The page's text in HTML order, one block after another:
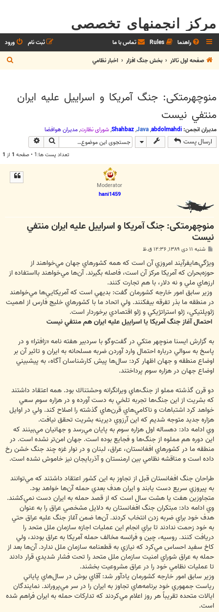
مرکز انجمنهای تخصصی
راهنما Rules تماس با ما ورود
ثبت نام
صفحه اول تالار
بخش جنگ افزار اخبار نظامي
س
منوچهرمتکی: جنگ ‌آمريكا و ‌اسراييل ‌عليه ‌ايران
‌منتفي ‌نيست
مدیران انجمن: abdolmahdi
,
Java
,
Shahbaz
,شوراي نظارت,مديران هوافضا
ارسال پست جستجو
تعداد پست ها:1 • صفحه 1 از 1
Moderator
hani1459
منوچهرمتکی: جنگ ‌آمريكا و ‌اسراييل ‌عليه ‌ايران ‌منتفي
‌نيست
ت
شنبه ۱۱ دی ۱۳۸۹, ۱۲:۳۶ ق.ظ
‌ويژگي‌هايفرآيند ‌امروزي ‌آن ‌است ‌كه ‌همه ‌كشورهاي ‌جهان ‌مي‌خواهند ‌از
حوزه‌بحران ‌كه ‌آمريكا ‌مركز ‌آن ‌است، ‌فاصله ‌بگيرند. آن‌ها ‌مي‌خواهند ‌با‌استفاده ‌از
‌ارز‌هاي ‌ملي ‌و ‌نه ‌دلار، ‌با ‌هم ‌تجارت ‌كنند.
وزير سابق امور خارجه كشورمان گفت: ‌بديهي ‌است ‌كه ‌آمريكايي‌ها ‌مي‌خواهند
‌در ‌منطقه ‌ما ‌بذر ‌تفرقه ‌بيفكنند. ‌ولي ‌اتحاد ‌ما ‌با ‌كشورهاي ‌خليج ‌فارس ‌از ‌اهميت
‌ژئوپلتيكي، ‌ژئو ‌استراتژيكي ‌و ‌ژئو ‌اقتصادي ‌برخوردار ‌است.
احتمال ‌آغاز ‌جنگ ‌آمريكا ‌يا ‌اسراييل ‌عليه ‌ايران ‌هم ‌منتفي ‌نيست
به گزارش ايسنا منوچهر متكي در گفت‌وگو با سردبير هفته نامه «زافترا» و در
پاسخ به سوالي درباره احتمال وارد آوردن ‌ضربه ‌مسلحانه ‌به ‌ايران و تاثير آن بر
‌اوضاع ‌منطقه ‌و ‌جهان اظهار كرد: سال‌ها پيش كارشناسان ‌آگاه، ‌به ‌پيشبيني
‌اوضاع ‌جهان ‌در ‌هزاره ‌سوم ‌پرداختند.
‌دو ‌قرن ‌گذشته مملو از ‌جنگ‌هاي ‌ويرانگرانه ‌وحشتناك ‌بود. ‌همه ‌اعتقاد ‌داشتند
‌كه ‌بشريت ‌از ‌اين ‌جنگ‌ها تجربه ‌تلخي ‌به دست آورده ‌و ‌در ‌هزاره ‌سوم ‌سعي
خواهد كرد ‌اشتباهات ‌و ‌ناكامي‌هاي ‌قرن‌هاي ‌گذشته ‌را ‌اصلاح ‌كند. ‌ولي در ‌اوايل
‌هزاره ‌جديد ‌متوجه ‌شديم ‌كه ‌اين ‌آرزوي ‌ديرينه ‌بشريت تحقق نيافت.
وي ادامه داد: ‌دهساله ‌اول ‌هزاره ‌سوم ‌به ‌پايان ‌مي‌رسد ‌و ‌جهانيان مي‌بينند ‌كه
‌اين ‌دوره ‌هم ‌مملوه از ‌جنگ‌ها ‌و ‌فجايع ‌بوده است. ‌جهان ‌امن‌تر ‌نشده ‌است. ‌در
‌منطقه ‌ما ‌در كشورهاي ‌افغانستان، ‌عراق، ‌لبنان ‌و ‌در نوار ‌غزه ‌چند ‌جنگ ‌خشن ‌رخ
‌داده ‌است و ‌مناقشه ‌نظامي ‌بين ‌ارمنستان ‌و ‌آذربايجان نيز ‌خاموش ‌نشده ‌است.
طراحان ‌جنگ ‌افغانستان ‌قبل ‌از ‌تجاوز ‌به ‌اين ‌كشور ‌اعتقاد ‌داشتند ‌كه ‌مي‌توانند
‌به ‌پيروزي ‌سريع ‌دست ‌يابند ‌و ‌ايران ‌هدف ‌بعدي حمله ‌آن‌ها خواهد ‌بود.
‌متجاوزين ‌هفت ‌يا ‌هشت ‌سال ‌است ‌كه ‌از ‌قصد ‌حمله ‌به ‌ايران ‌دست ‌نمي‌كشند.
وي ادامه داد: مبتكران ‌جنگ ‌افغانستان ‌به ‌دلايل ‌مشخصي ‌عراق ‌را ‌به ‌عنوان
‌هدف ‌خود ‌براي ضربه زدن انتخاب ‌كردند. ‌آن‌ها ‌ضمن ‌آغاز ‌جنگ ‌عليه ‌عراق ‌حتي
‌به ‌خود ‌زحمت ‌ندادند ‌تا ‌براي انجام ‌اين ‌عمليات ‌اجازه ‌سازمان ‌ملل ‌متحد ‌را
‌دريافت ‌كنند. ‌روسيه، ‌چين ‌و ‌فرانسه ‌مخالف ‌حمله ‌آمريكا ‌به ‌عراق ‌بودند، ‌ولي
‌كاخ ‌سفيد ‌احساس ‌مي‌كرد که نيازي به ‌قطعنامه ‌سازمان ‌ملل ‌ندارد. آن‌ها ‌بعد ‌از
‌حمله ‌به ‌عراق ‌شوراي ‌امنيت ‌سازمان ‌ملل ‌متحد ‌را ‌تحت ‌فشار ‌شديدي ‌قرار ‌دادند
‌تا ‌عمليات ‌نظامي ‌خود ‌را ‌در ‌عراق ‌مشروعيت ‌بخشند.
وزير سابق امور خارجه كشورمان يادآور شد: ‌آقاي ‌بوش ‌در ‌سال‌هاي ‌پاياني
‌رياست ‌جمهوري ‌خود ‌برنامه‌هاي ‌تجاوز ‌به ‌ايران ‌را ‌در ‌سر ‌مي‌پروراند. ‌نمايندگان
‌ايالات ‌متحده ‌تقريباً ‌هر ‌روز ‌اعلام ‌مي‌كردند ‌كه ‌تداركات ‌حمله ‌به ‌ايران ‌فراهم ‌شده
‌است.